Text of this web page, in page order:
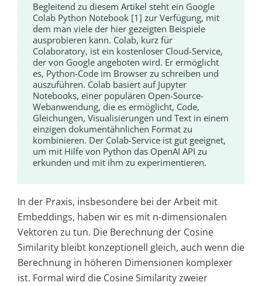
Begleitend zu diesem Artikel steht ein Google
Colab Python Notebook [1] zur Verfügung, mit
dem man viele der hier gezeigten Beispiele
ausprobieren kann. Colab, kurz für
Colaboratory, ist ein kostenloser Cloud-Service,
der von Google angeboten wird. Er ermöglicht
es, Python-Code im Browser zu schreiben und
auszuführen. Colab basiert auf Jupyter
Notebooks, einer populären Open-Source-
Webanwendung, die es ermöglicht, Code,
Gleichungen, Visualisierungen und Text in einem
einzigen dokumentähnlichen Format zu
kombinieren. Der Colab-Service ist gut geeignet,
um mit Hilfe von Python das OpenAI API zu
erkunden und mit ihm zu experimentieren.
In der Praxis, insbesondere bei der Arbeit mit
Embeddings, haben wir es mit n-dimensionalen
Vektoren zu tun. Die Berechnung der Cosine
Similarity bleibt konzeptionell gleich, auch wenn die
Berechnung in höheren Dimensionen komplexer
ist. Formal wird die Cosine Similarity zweier